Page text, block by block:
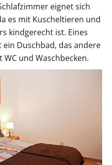
eignet sich
es mit Kuscheltieren und
kindgerecht ist. Eines
Duschbad, das andere
und Waschbecken.